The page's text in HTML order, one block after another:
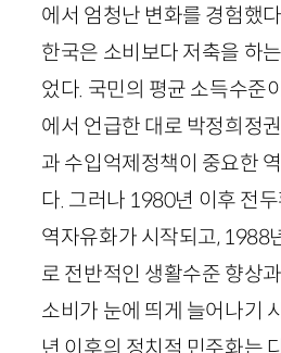
에서 엄청난 변화를 경험했
한국은 소비보다 저축을 하
었다. 국민의 평균 소득수준
에서 언급한 대로 박정희정
과 수입억제정책이 중요한
다. 그러나 1980년 이후 전
역자유화가 시작되고, 1988
로 전반적인 생활수준 향상
소비가 눈에 띄게 늘어나기
년 이후의 정치적 민주화는